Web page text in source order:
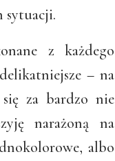
sytuacji.
z każdego
– na
za bardzo nie
narażoną na
albo